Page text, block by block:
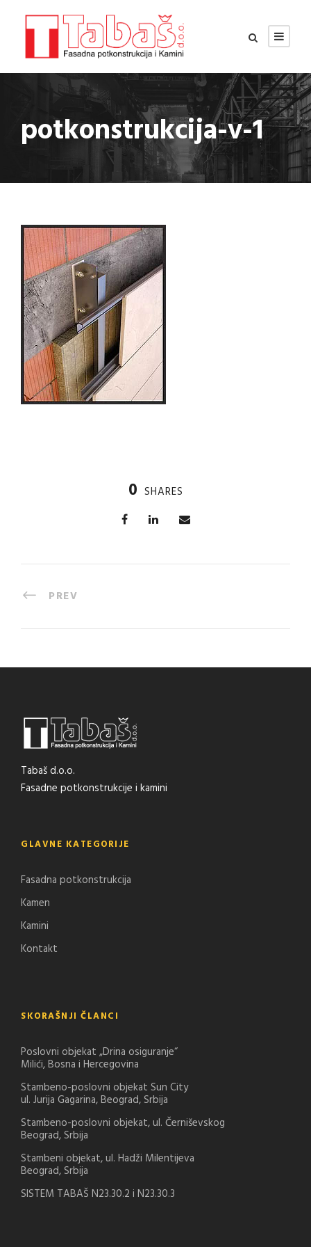
potkonstrukcija-v-1
0 SHARES
PREV
Tabaš d.o.o.
Fasadne potkonstrukcije i kamini
GLAVNE KATEGORIJE
Fasadna potkonstrukcija
Kamen
Kamini
Kontakt
SKORAŠNJI ČLANCI
Poslovni objekat „Drina osiguranje“
Milići, Bosna i Hercegovina
Stambeno-poslovni objekat Sun City
ul. Jurija Gagarina, Beograd, Srbija
Stambeno-poslovni objekat, ul. Černiševskog
Beograd, Srbija
Stambeni objekat, ul. Hadži Milentijeva
Beograd, Srbija
SISTEM TABAŠ N23.30.2 i N23.30.3